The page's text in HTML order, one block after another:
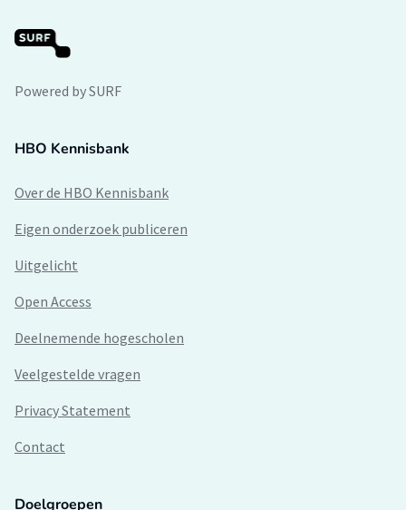
Powered by SURF
HBO Kennisbank
Over de HBO Kennisbank
Eigen onderzoek publiceren
Uitgelicht
Open Access
Deelnemende hogescholen
Veelgestelde vragen
Privacy Statement
Contact
Doelgroepen